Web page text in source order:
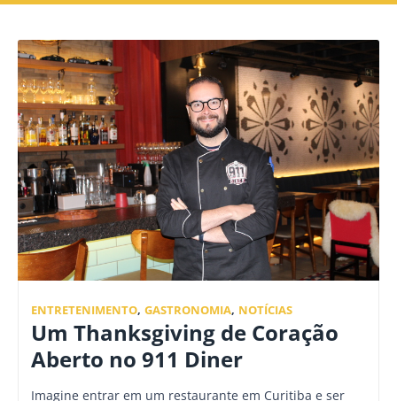
ENTRETENIMENTO, GASTRONOMIA, NOTÍCIAS
Um Thanksgiving de Coração
Aberto no 911 Diner
Imagine entrar em um restaurante em Curitiba e ser